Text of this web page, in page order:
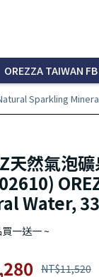
OREZZA TAIWAN FB
Sparkling
天然氣泡
Water,
一送一 ~
NT$11,520